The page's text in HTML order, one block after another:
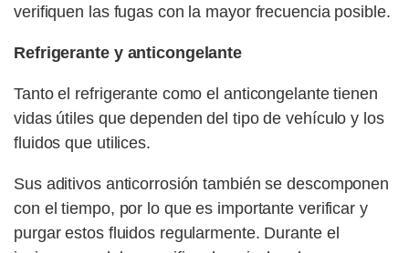
verifiquen las fugas con la mayor frecuencia posible.
Refrigerante y anticongelante
Tanto el refrigerante como el anticongelante tienen
vidas útiles que dependen del tipo de vehículo y los
fluidos que utilices.
Sus aditivos anticorrosión también se descomponen
con el tiempo, por lo que es importante verificar y
purgar estos fluidos regularmente. Durante el